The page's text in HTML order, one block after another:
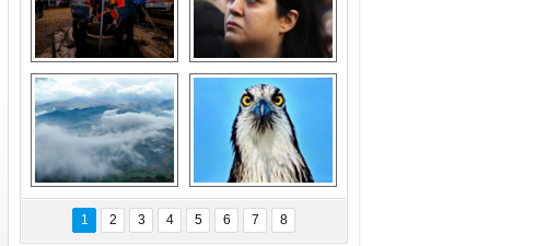
Bursa'da deprem
tatbikatı gerçeğini
aratmadı
Özlem ve minnetle
anıyoruz
Bursa'dan
büyüleyen
fotoğraflar
Balık Kartalı
Bursa’da
görüntülendi
1 2 3 4 5 6 7 8